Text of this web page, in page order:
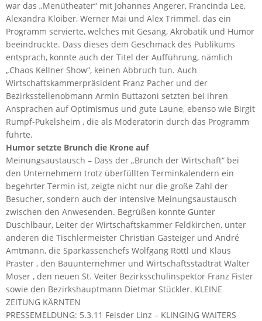
war das „Menütheater“ mit Johannes Angerer, Francinda Lee,
Alexandra Kloiber, Werner Mai und Alex Trimmel, das ein
Programm servierte, welches mit Gesang, Akrobatik und Humor
beeindruckte. Dass dieses dem Geschmack des Publikums
entsprach, konnte auch der Titel der Aufführung, nämlich
„Chaos Kellner Show“, keinen Abbruch tun. Auch
Wirtschaftskammerpräsident Franz Pacher und der
Bezirksstellenobmann Armin Buttazoni setzten bei ihren
Ansprachen auf Optimismus und gute Laune, ebenso wie Birgit
Rumpf-Pukelsheim , die als Moderatorin durch das Programm
führte.
Humor setzte Brunch die Krone auf
Meinungsaustausch – Dass der „Brunch der Wirtschaft“ bei
den Unternehmern trotz überfüllten Terminkalendern ein
begehrter Termin ist, zeigte nicht nur die große Zahl der
Besucher, sondern auch der intensive Meinungsaustausch
zwischen den Anwesenden. Begrüßen konnte Gunter
Duschlbaur, Leiter der Wirtschaftskammer Feldkirchen, unter
anderen die Tischlermeister Christian Gasteiger und André
Amtmann, die Sparkassenchefs Wolfgang Röttl und Klaus
Praster , den Bauunternehmer und Wirtschaftsstadtrat Walter
Moser , den neuen St. Veiter Bezirksschulinspektor Franz Fister
sowie den Bezirkshauptmann Dietmar Stückler. KLEINE
ZEITUNG KÄRNTEN
PRESSEMELDUNG: 5.3.11 Feisder Linz – KLINGING WAITERS